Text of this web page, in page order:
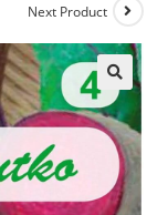
Next Product